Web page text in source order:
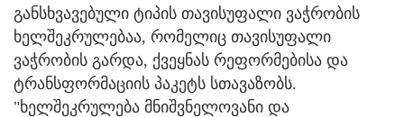
განსხვავებული ტიპის თავისუფალი ვაჭრობის
ხელშეკრულებაა, რომელიც თავისუფალი
ვაჭრობის გარდა, ქვეყნას რეფორმებისა და
ტრანსფორმაციის პაკეტს სთავაზობს.
"ხელშეკრულება მნიშვნელოვანი და